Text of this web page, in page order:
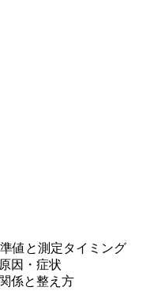
値と測定タイミング
因・症状
係と整え方